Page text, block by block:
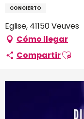
CONCIERTO
Eglise, 41150 Veuves
Cómo llegar
Compartir